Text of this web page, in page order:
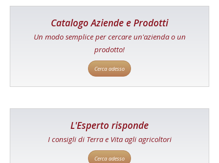
Catalogo Aziende e Prodotti
Un modo semplice per cercare un'azienda o un
prodotto!
Cerca adesso
L'Esperto risponde
I consigli di Terra e Vita agli agricoltori
Cerca adesso